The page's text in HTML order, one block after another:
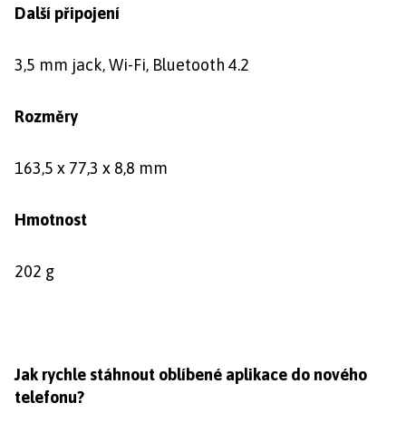
Další připojení
3,5 mm jack, Wi-Fi, Bluetooth 4.2
Rozměry
163,5 x 77,3 x 8,8 mm
Hmotnost
202 g
Jak rychle stáhnout oblíbené aplikace do nového
telefonu?